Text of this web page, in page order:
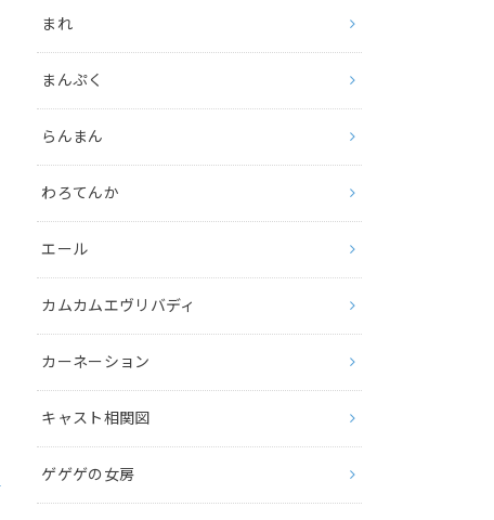
まれ
まんぷく
らんまん
わろてんか
エール
カムカムエヴリバディ
カーネーション
キャスト相関図
ゲゲゲの女房